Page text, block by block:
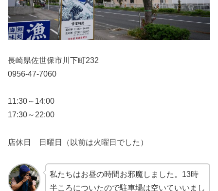
長崎県佐世保市川下町232
0956-47-7060
11:30～14:00
17:30～22:00
店休日 日曜日（以前は火曜日でした）
私たちはお昼の時間お邪魔しました。13時
半ころについたので駐車場は空いていいまし